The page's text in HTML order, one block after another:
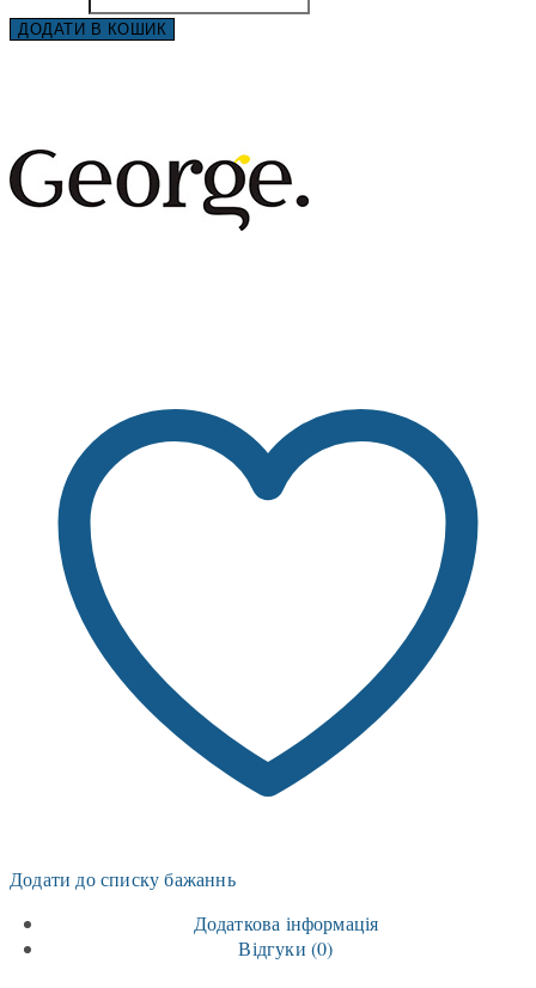
ДОДАТИ В КОШИК
Додати до списку бажаннь
Додаткова інформація
Відгуки (0)